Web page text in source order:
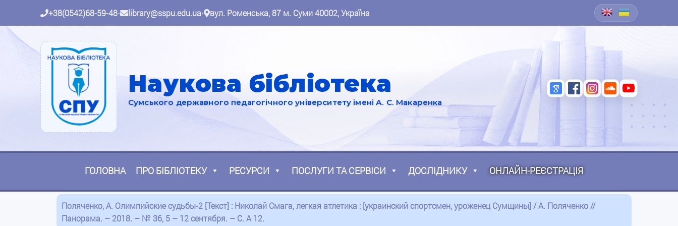
+38(0542)68-59-48• library@sspu.edu.ua• вул. Роменська, 87 м. Суми 40002, Україна
Наукова бібліотека
Сумського державного педагогічного університету імені А. С. Макаренка
ГОЛОВНА ПРО БІБЛІОТЕКУ РЕСУРСИ ПОСЛУГИ ТА СЕРВІСИ ДОСЛІДНИКУ ОНЛАЙН-РЕЄСТРАЦІЯ
Поляченко, А. Олимпийские судьбы-2 [Текст] : Николай Смага, легкая атлетика : [украинский спортсмен, уроженец Сумщины] / А. Поляченко //
Панорама. – 2018. – № 36, 5 – 12 сентября. – С. А 12.